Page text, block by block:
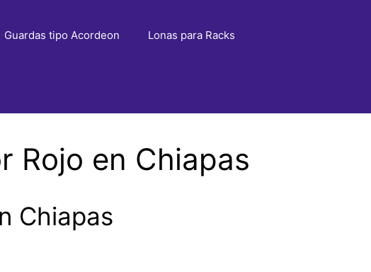
Guardas tipo Acordeon Lonas para Racks
Rojo en Chiapas
Chiapas